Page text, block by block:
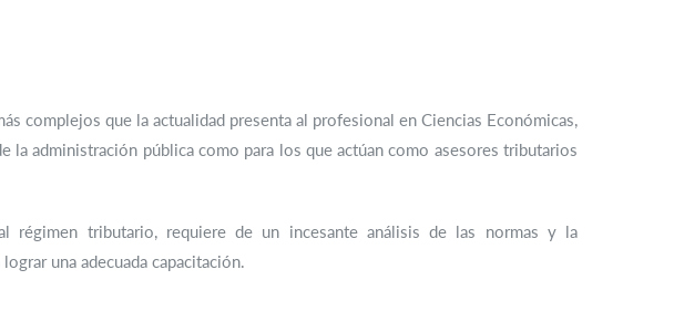
complejos que la actualidad presenta al profesional en Ciencias Económicas,
la administración pública como para los que actúan como asesores tributarios
régimen tributario, requiere de un incesante análisis de las normas y la
una adecuada capacitación.